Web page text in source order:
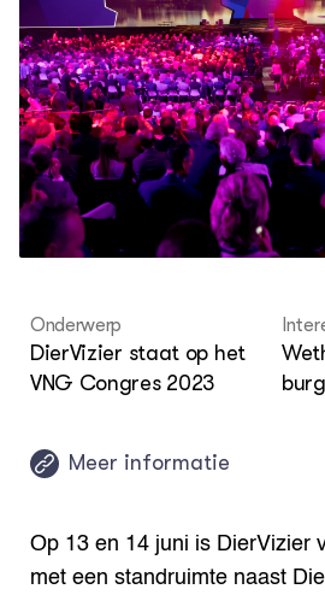
DIERVIZIER
Over de thema's
Over ons
Contact
COMMUNITY
Digitale
Onderwerp
DierVizier staat op het
VNG Congres 2023
Meer informatie
Op 13 en 14 juni is DierVizier
met een standruimte naast